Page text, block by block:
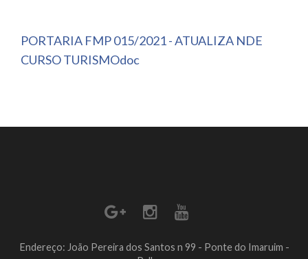
PORTARIA FMP 015/2021 - ATUALIZA NDE
CURSO TURISMOdoc
Endereço: João Pereira dos Santos n 99 - Ponte do Imaruim -